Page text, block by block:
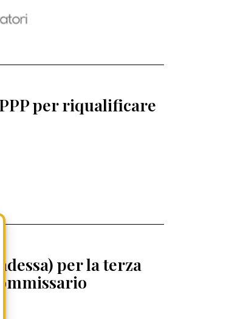
per riqualificare
per la terza